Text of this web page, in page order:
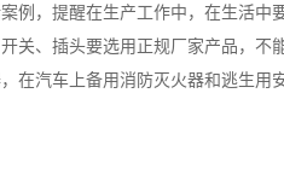
例，提醒在生产工作中，在生活中
关、插头要选用正规厂家产品，不
在汽车上备用消防灭火器和逃生用